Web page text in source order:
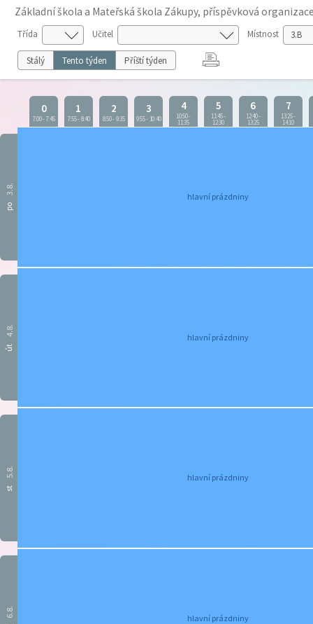
Základní škola a Mateřská škola Zákupy, příspěvková
Třída Učitel Místnost
Stálý Tento týden Příští týden
0
7:00-7:45
1
7:55-8:40
2
8:50-9:35
3
9:55- 10:40
4
10:50-
11:35
5
11:45-
12:30
6
12:40-
13:25
7
13:25-
14:10
po
3.8.
hlavní prázdniny
út
4.8.
hlavní prázdniny
st
5.8. hlavní prázdniny
6.8. hlavní prázdniny